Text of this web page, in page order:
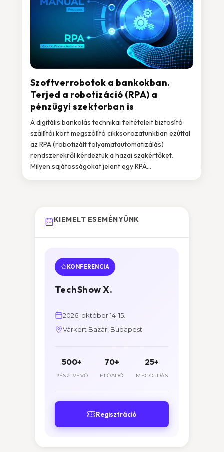
Szoftverrobotok a bankokban.
Terjed a robotizáció (RPA) a
pénzügyi szektorban is
A digitális bankolás technikai feltételeit biztosító
szállítói kört megszólító cikksorozatunkban ezúttal
az RPA (robotizált folyamatautomatizálás)
rendszerekről kérdeztük a hazai szakértőket.
Milyen sajátosságokat jelent egy RPA...
KIEMELT ESEMÉNYÜNK
KONFERENCIA
TechShow X.
2026. október 14-15.
Várkert Bazár, Budapest
500+
RÉSZTVEVŐ
70+
ELŐADÓ
25+
MEGOLDÁS
Regisztráció